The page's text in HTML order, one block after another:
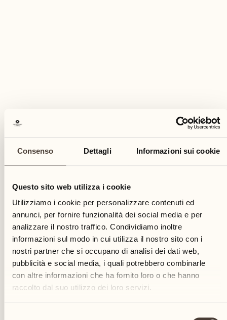
Consenso Dettagli Informazioni sui cookie
Questo sito web utilizza i cookie
Utilizziamo i cookie per personalizzare contenuti ed
annunci, per fornire funzionalità dei social media e per
analizzare il nostro traffico. Condividiamo inoltre
informazioni sul modo in cui utilizza il nostro sito con i
nostri partner che si occupano di analisi dei dati web,
pubblicità e social media, i quali potrebbero combinarle
con altre informazioni che ha fornito loro o che hanno
raccolto dal suo utilizzo dei loro servizi.
Prezzo
In camera doppia da CHF 2'125.- per persona
Prenoti ora